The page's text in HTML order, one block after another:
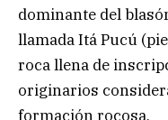
dominante del
llamada Itá Pucú
roca llena de
originarios
formación rocosa.